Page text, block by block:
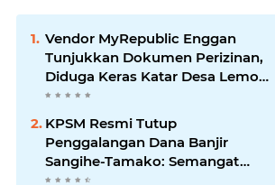
Vendor MyRepublic Enggan
Tunjukkan Dokumen Perizinan,
Diduga Keras Katar Desa Lemo
Disebut Handle Kordinasi
KPSM Resmi Tutup
Penggalangan Dana Banjir
Sangihe-Tamako: Semangat
Kebersamaan & Solidaritas